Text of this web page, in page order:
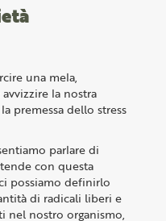
una mela,
la nostra
premessa dello stress
parlare di
con questa
possiamo definirlo
di radicali liberi e
nel nostro organismo,